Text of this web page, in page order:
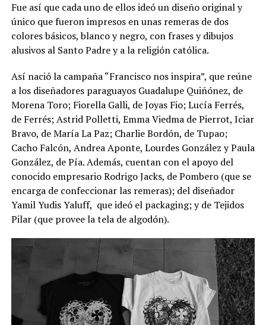
Fue así que cada uno de ellos ideó un diseño original y
único que fueron impresos en unas remeras de dos
colores básicos, blanco y negro, con frases y dibujos
alusivos al Santo Padre y a la religión católica.
Así nació la campaña “Francisco nos inspira”, que reúne
a los diseñadores paraguayos Guadalupe Quiñónez, de
Morena Toro; Fiorella Galli, de Joyas Fio; Lucía Ferrés,
de Ferrés; Astrid Polletti, Emma Viedma de Pierrot, Iciar
Bravo, de María La Paz; Charlie Bordón, de Tupao;
Cacho Falcón, Andrea Aponte, Lourdes González y Paula
González, de Pía. Además, cuentan con el apoyo del
conocido empresario Rodrigo Jacks, de Pombero (que se
encarga de confeccionar las remeras); del diseñador
Yamil Yudis Yaluff, que ideó el packaging; y de Tejidos
Pilar (que provee la tela de algodón).